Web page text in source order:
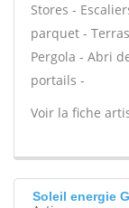
Stores -
parquet -
Pergola - Abri
portails -
Voir la fiche
Soleil energie